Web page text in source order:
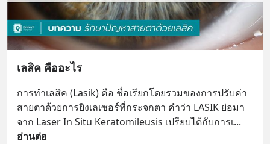
เลสิค คืออะไร
การทำเลสิค (Lasik) คือ ชื่อเรียกโดยรวมของการปรับค่า
สายตาด้วยการยิงเลเซอร์ที่กระจกตา คำว่า LASIK ย่อมา
จาก Laser In Situ Keratomileusis เปรียบได้กับการเ
อ่านต่อ